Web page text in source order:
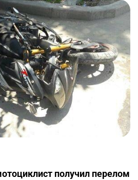
получил перелом